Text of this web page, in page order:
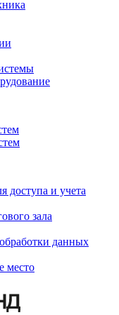
доступа и учета
зала
данных
место